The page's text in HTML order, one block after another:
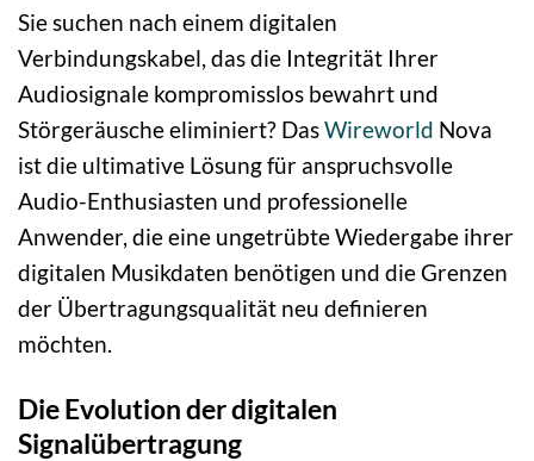
Sie suchen nach einem digitalen
Verbindungskabel, das die Integrität Ihrer
Audiosignale kompromisslos bewahrt und
Störgeräusche eliminiert? DasWireworld Nova
ist die ultimative Lösung für anspruchsvolle
Audio-Enthusiasten und professionelle
Anwender, die eine ungetrübte Wiedergabe ihrer
digitalen Musikdaten benötigen und die Grenzen
der Übertragungsqualität neu definieren
möchten.
Die Evolution der digitalen
Signalübertragung